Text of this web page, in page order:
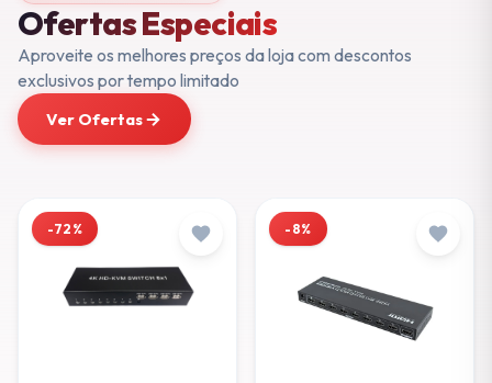
Ofertas Especiais
Aproveite os melhores preços da loja com descontos
exclusivos por tempo limitado
Ver Ofertas
-72% -8%